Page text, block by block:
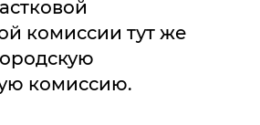
комиссии тут же
комиссию.